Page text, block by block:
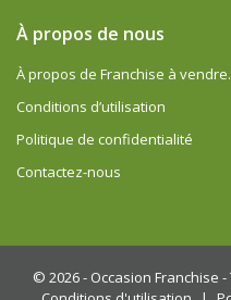
À propos de nous
À propos de Franchise à
Conditions d’utilisation
Politique de confidentialité
Contactez-nous
© 2026 - Occasion Franchise